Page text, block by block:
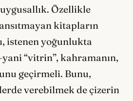
Özellikle
kitapların
istenen yoğunlukta
“vitrin”, kahramanın,
geçirmeli. Bunu,
verebilmek de çizerin